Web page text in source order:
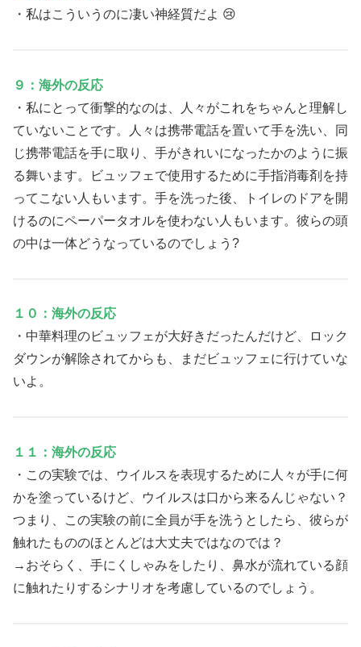
・私はこういうのに凄い神経質だよ 😢
９：海外の反応
・私にとって衝撃的なのは、人々がこれをちゃんと理解し
ていないことです。人々は携帯電話を置いて手を洗い、同
じ携帯電話を手に取り、手がきれいになったかのように振
る舞います。ビュッフェで使用するために手指消毒剤を持
ってこない人もいます。手を洗った後、トイレのドアを開
けるのにペーパータオルを使わない人もいます。彼らの頭
の中は一体どうなっているのでしょう?
１０：海外の反応
・中華料理のビュッフェが大好きだったんだけど、ロック
ダウンが解除されてからも、まだビュッフェに行けていな
いよ。
１１：海外の反応
・この実験では、ウイルスを表現するために人々が手に何
かを塗っているけど、ウイルスは口から来るんじゃない？
つまり、この実験の前に全員が手を洗うとしたら、彼らが
触れたもののほとんどは大丈夫ではなのでは？
→おそらく、手にくしゃみをしたり、鼻水が流れている顔
に触れたりするシナリオを考慮しているのでしょう。